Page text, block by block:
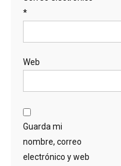
*
Web
Guarda mi
nombre, correo
electrónico y web